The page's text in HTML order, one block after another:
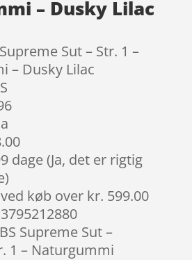
– Dusky Lilac
Sut – Str. 1 –
– Dusky Lilac
dage (Ja, det er rigtig
køb over kr. 599.00
Supreme Sut –
1 – Naturgummi